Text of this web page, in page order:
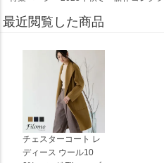
最近閲覧した商品
チェスターコート レ
ディース ウール10